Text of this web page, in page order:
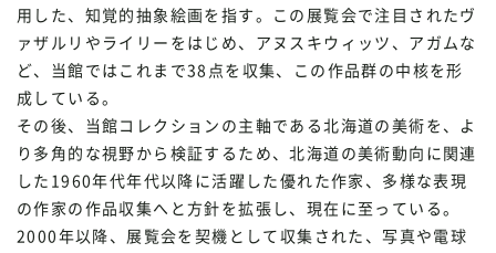
用した、知覚的抽象絵画を指す。この展覧会で注目されたヴ
ァザルリやライリーをはじめ、アヌスキウィッツ、アガムな
ど、当館ではこれまで38点を収集、この作品群の中核を形
成している。
その後、当館コレクションの主軸である北海道の美術を、よ
り多角的な視野から検証するため、北海道の美術動向に関連
した1960年代年代以降に活躍した優れた作家、多様な表現
の作家の作品収集へと方針を拡張し、現在に至っている。
2000年以降、展覧会を契機として収集された、写真や電球